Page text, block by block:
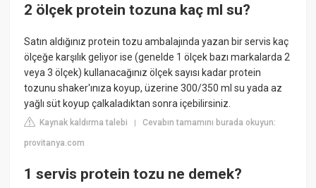
2 ölçek protein tozuna kaç ml su?
Satın aldığınız protein tozu ambalajında yazan bir servis kaç
ölçeğe karşılık geliyor ise (genelde 1 ölçek bazı markalarda 2
veya 3 ölçek) kullanacağınız ölçek sayısı kadar protein
tozunu shaker'ınıza koyup, üzerine 300/350 ml su yada az
yağlı süt koyup çalkaladıktan sonra içebilirsiniz.
Kaynak kaldırma talebi |Cevabın tamamını burada okuyun:
provitanya.com
1 servis protein tozu ne demek?